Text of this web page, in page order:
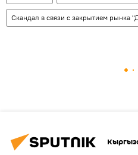
Скандал в связи с закрытием рынка